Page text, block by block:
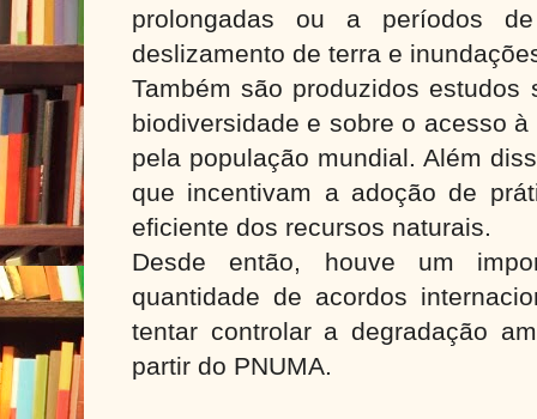
prolongadas ou a períodos
deslizamento de terra e
Também são produzidos estudos
biodiversidade e sobre o acesso
pela população mundial. Além
que incentivam a adoção de
eficiente dos recursos naturais.
Desde então, houve um
quantidade de acordos
tentar controlar a degradação
partir do PNUMA.